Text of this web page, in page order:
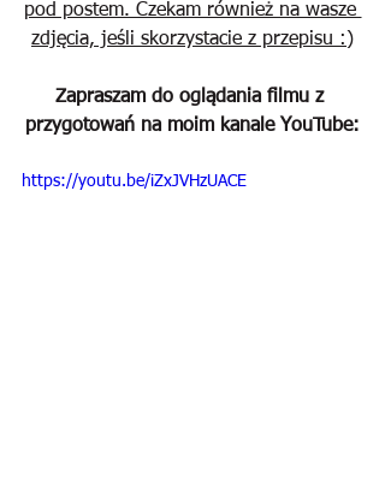
pod postem. Czekam również na wasze
zdjęcia, jeśli skorzystacie z przepisu :)
Zapraszam do oglądania filmu z
przygotowań na moim kanale YouTube:
https://youtu.be/iZxJVHzUACE